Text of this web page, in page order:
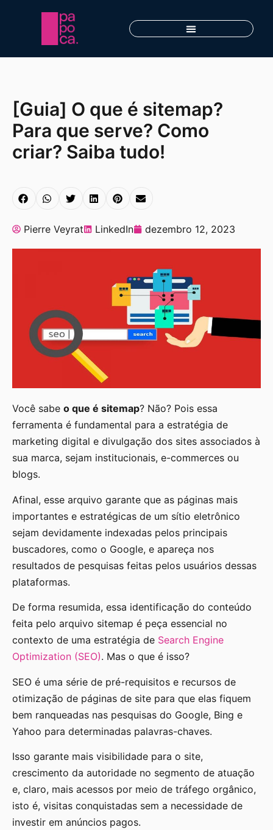
[Guia] O que é sitemap?
Para que serve? Como
criar? Saiba tudo!
Pierre Veyrat LinkedIn dezembro 12, 2023
Você sabe o que é sitemap? Não? Pois essa
ferramenta é fundamental para a estratégia de
marketing digital e divulgação dos sites associados à
sua marca, sejam institucionais, e-commerces ou
blogs.
Afinal, esse arquivo garante que as páginas mais
importantes e estratégicas de um sítio eletrônico
sejam devidamente indexadas pelos principais
buscadores, como o Google, e apareça nos
resultados de pesquisas feitas pelos usuários dessas
plataformas.
De forma resumida, essa identificação do conteúdo
feita pelo arquivo sitemap é peça essencial no
contexto de uma estratégia de Search Engine
Optimization (SEO). Mas o que é isso?
SEO é uma série de pré-requisitos e recursos de
otimização de páginas de site para que elas fiquem
bem ranqueadas nas pesquisas do Google, Bing e
Yahoo para determinadas palavras-chaves.
Isso garante mais visibilidade para o site,
crescimento da autoridade no segmento de atuação
e, claro, mais acessos por meio de tráfego orgânico,
isto é, visitas conquistadas sem a necessidade de
investir em anúncios pagos.